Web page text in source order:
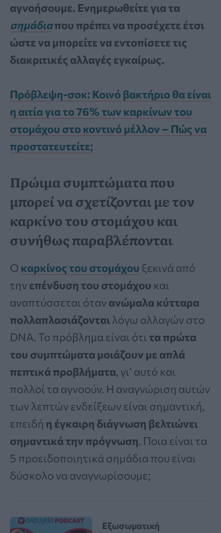
αγνοήσουμε. Ενημερωθείτε για τα
σημάδιαπου πρέπει να προσέχετε έτσι
ώστε να μπορείτε να εντοπίσετε τις
διακριτικές αλλαγές εγκαίρως.
Πρόβλεψη-σοκ: Κοινό βακτήριο θα είναι
η αιτία για το 76% των καρκίνων του
στομάχου στο κοντινό μέλλον – Πώς να
προστατευτείτε;
Πρώιμα συμπτώματα που
μπορεί να σχετίζονται με τον
καρκίνο του στομάχου και
συνήθως παραβλέπονται
Ο καρκίνος του στομάχου ξεκινά από
την επένδυση του στομάχου και
αναπτύσσεται όταν ανώμαλα κύτταρα
πολλαπλασιάζονταιλόγω αλλαγών στο
DNA. Το πρόβλημα είναι ότι τα πρώτα
του συμπτώματα μοιάζουν με απλά
πεπτικά προβλήματα, γι’ αυτό και
πολλοί τα αγνοούν. Η αναγνώριση αυτών
των λεπτών ενδείξεων είναι σημαντική,
επειδή η έγκαιρη διάγνωση βελτιώνει
σημαντικά την πρόγνωση. Ποια είναι τα
5 προειδοποιητικά σημάδια που είναι
δύσκολο να αναγνωρίσουμε;
Εξωσωματική